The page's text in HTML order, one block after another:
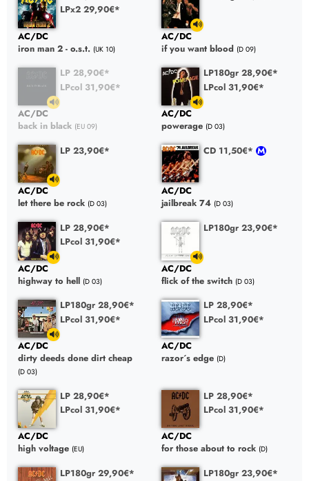
LPx2 29,90€*
AC/DC
iron man 2 - o.s.t. (UK 10)
AC/DC
if you want blood (D 09)
LP 28,90€*
LPcol 31,90€*
AC/DC
back in black (EU 09)
LP180gr 28,90€*
LPcol 31,90€*
AC/DC
powerage (D 03)
LP 23,90€*
AC/DC
let there be rock (D 03)
CD 11,50€*
AC/DC
jailbreak 74 (D 03)
LP 28,90€*
LPcol 31,90€*
AC/DC
highway to hell (D 03)
LP180gr 23,90€*
AC/DC
flick of the switch (D 03)
LP180gr 28,90€*
LPcol 31,90€*
AC/DC
dirty deeds done dirt cheap
(D 03)
LP 28,90€*
LPcol 31,90€*
AC/DC
razor´s edge (D)
LP 28,90€*
LPcol 31,90€*
AC/DC
high voltage (EU)
LP 28,90€*
LPcol 31,90€*
AC/DC
for those about to rock (D)
LP180gr 29,90€* LP180gr 23,90€*